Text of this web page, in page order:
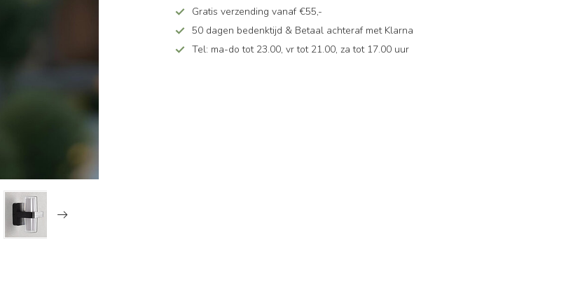
Gratis verzending vanaf €55,-
50 dagen bedenktijd & Betaal achteraf met Klarna
Tel: ma-do tot 23.00, vr tot 21.00, za tot 17.00 uur